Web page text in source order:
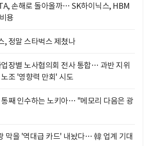
손해로 돌아올까… SK하이닉스, HBM
용
, 정말 스타벅스 제쳤나
장별 노사협의회 전사 통합… 과반 지위
조 '영향력 만회' 시도
통째 인수하는 노키아… "메모리 다음은 광
막을 '역대급 카드' 내놨다… 韓 업계 기대